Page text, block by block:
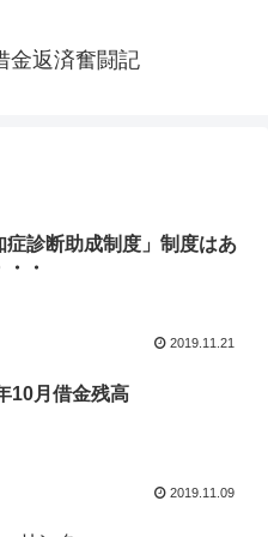
金返済奮闘記
症診断助成制度」制度はあ
・
2019.11.21
10月借金残高
2019.11.09